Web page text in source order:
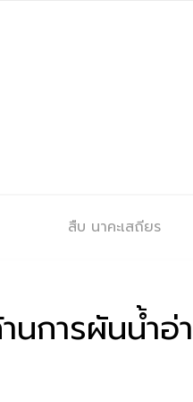
สืบ นาคะเสถียร
นการผันน้ำอ่